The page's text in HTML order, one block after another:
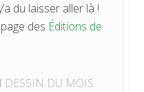
du laisser aller là !
des Éditions de
DESSIN DU MOIS